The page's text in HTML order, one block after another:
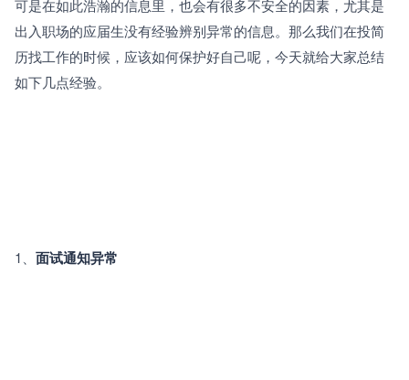
可是在如此浩瀚的信息里，也会有很多不安全的因素，尤其是
出入职场的应届生没有经验辨别异常的信息。那么我们在投简
历找工作的时候，应该如何保护好自己呢，今天就给大家总结
如下几点经验。
1、 面试通知异常